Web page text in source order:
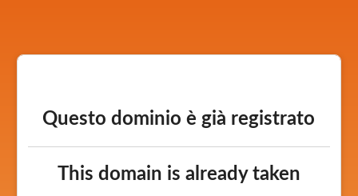
Questo dominio è già registrato
This domain is already taken